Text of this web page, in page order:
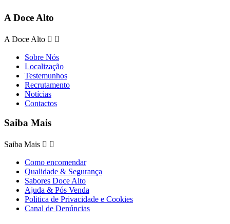
A Doce Alto
A Doce Alto  
Sobre Nós
Localização
Testemunhos
Recrutamento
Notícias
Contactos
Saiba Mais
Saiba Mais  
Como encomendar
Qualidade & Segurança
Sabores Doce Alto
Ajuda & Pós Venda
Politica de Privacidade e Cookies
Canal de Denúncias